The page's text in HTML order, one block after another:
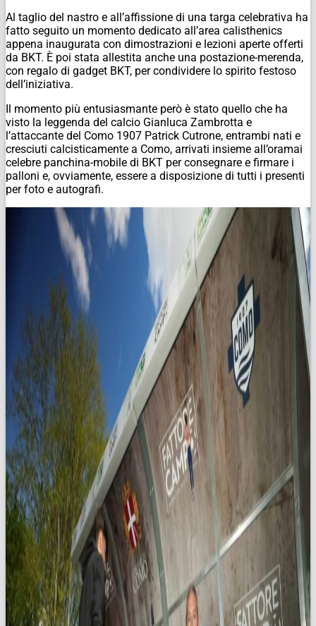
Al taglio del nastro e all’affissione di una targa celebrativa ha
fatto seguito un momento dedicato all’area calisthenics
appena inaugurata con dimostrazioni e lezioni aperte offerti
da BKT. È poi stata allestita anche una postazione-merenda,
con regalo di gadget BKT, per condividere lo spirito festoso
dell’iniziativa.
Il momento più entusiasmante però è stato quello che ha
visto la leggenda del calcio Gianluca Zambrotta e
l’attaccante del Como 1907 Patrick Cutrone, entrambi nati e
cresciuti calcisticamente a Como, arrivati insieme all’oramai
celebre panchina-mobile di BKT per consegnare e firmare i
palloni e, ovviamente, essere a disposizione di tutti i presenti
per foto e autografi.